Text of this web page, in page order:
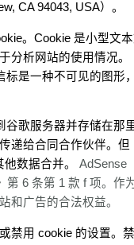
CA 94043, USA）。
。Cookie 是小型文
分析网站的使用情况。
标是一种不可见的图形
谷歌服务器并存储在那
递给合同合作伙伴。但
数据合并。 AdSense
第 6 条第 1 款 f 项。作
和广告的合法权益。
禁用 cookie 的设置。